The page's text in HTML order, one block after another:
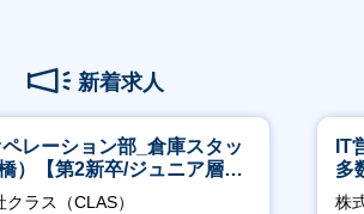
新着求人
レーション部_倉庫スタッ
）【第2新卒/ジュニア層歓
ラス（CLAS）
IT
多
リ
株